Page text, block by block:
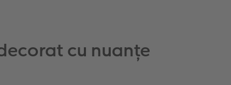
cu nuanțe